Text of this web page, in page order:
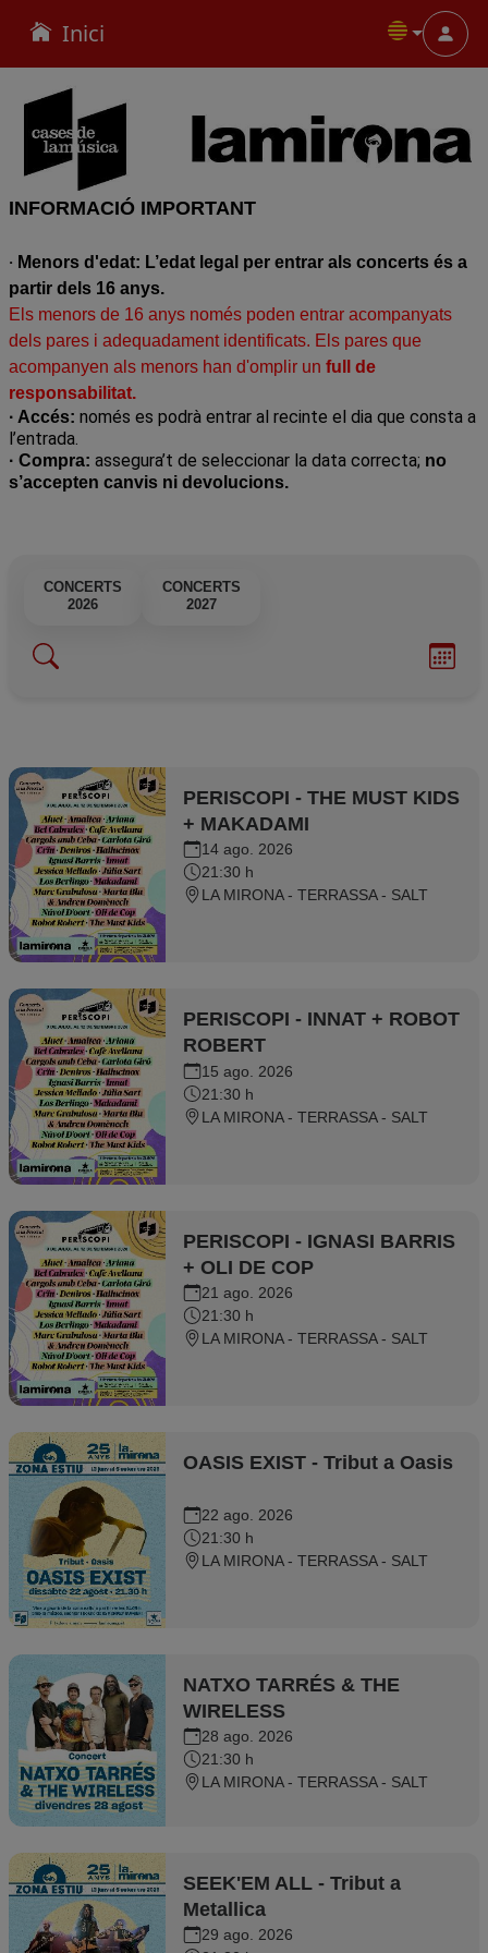
Inici
INFORMACIÓ IMPORTANT
· Menors d'edat: L’edat legal per entrar als concerts és a
partir dels 16 anys.
Els menors de 16 anys només poden entrar acompanyats
dels pares i adequadament identificats. Els pares que
acompanyen als menors han d'omplir un full de
responsabilitat.
· Accés: només es podrà entrar al recinte el dia que consta a
l’entrada.
· Compra: assegura’t de seleccionar la data correcta; no
s’accepten canvis ni devolucions.
CONCERTS
CONCERTS
2026
CONCERTS
2027
PERISCOPI - THE MUST KIDS
+ MAKADAMI
14 ago. 2026
21:30 h
LA MIRONA - TERRASSA - SALT
PERISCOPI - INNAT + ROBOT
ROBERT
15 ago. 2026
21:30 h
LA MIRONA - TERRASSA - SALT
PERISCOPI - IGNASI BARRIS
+ OLI DE COP
21 ago. 2026
21:30 h
LA MIRONA - TERRASSA - SALT
OASIS EXIST - Tribut a Oasis
22 ago. 2026
21:30 h
LA MIRONA - TERRASSA - SALT
NATXO TARRÉS & THE
WIRELESS
28 ago. 2026
21:30 h
LA MIRONA - TERRASSA - SALT
SEEK'EM ALL - Tribut a
Metallica
29 ago. 2026